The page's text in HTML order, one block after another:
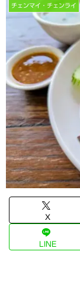
チェンマイ・チェンライ
X
LINE